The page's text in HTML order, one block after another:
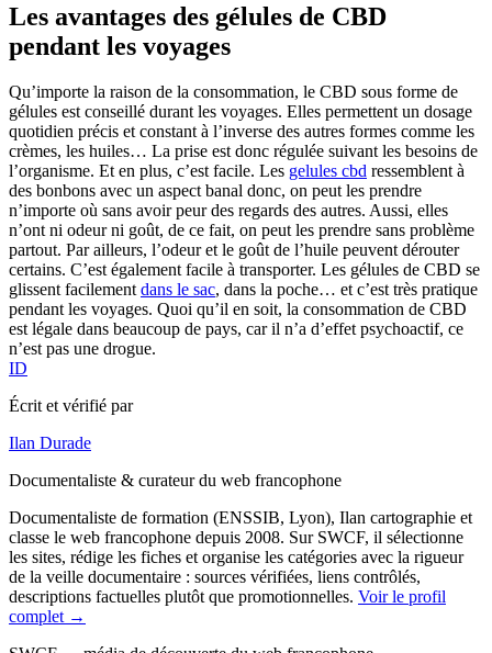
Les avantages des gélules de CBD
pendant les voyages
Qu’importe la raison de la consommation, le CBD sous forme de
gélules est conseillé durant les voyages. Elles permettent un dosage
quotidien précis et constant à l’inverse des autres formes comme les
crèmes, les huiles… La prise est donc régulée suivant les besoins de
l’organisme. Et en plus, c’est facile. Les gelules cbd ressemblent à
des bonbons avec un aspect banal donc, on peut les prendre
n’importe où sans avoir peur des regards des autres. Aussi, elles
n’ont ni odeur ni goût, de ce fait, on peut les prendre sans problème
partout. Par ailleurs, l’odeur et le goût de l’huile peuvent dérouter
certains. C’est également facile à transporter. Les gélules de CBD se
glissent facilementdans le sac, dans la poche… et c’est très pratique
pendant les voyages. Quoi qu’il en soit, la consommation de CBD
est légale dans beaucoup de pays, car il n’a d’effet psychoactif, ce
n’est pas une drogue.
ID
Écrit et vérifié par
Ilan Durade
Documentaliste & curateur du web francophone
Documentaliste de formation (ENSSIB, Lyon), Ilan cartographie et
classe le web francophone depuis 2008. Sur SWCF, il sélectionne
les sites, rédige les fiches et organise les catégories avec la rigueur
de la veille documentaire : sources vérifiées, liens contrôlés,
descriptions factuelles plutôt que promotionnelles. Voir le profil
complet →